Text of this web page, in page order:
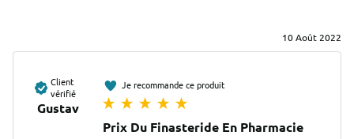
10 Août 2022
Client
vérifié
Gustav
Je recommande ce produit
Prix Du Finasteride En Pharmacie